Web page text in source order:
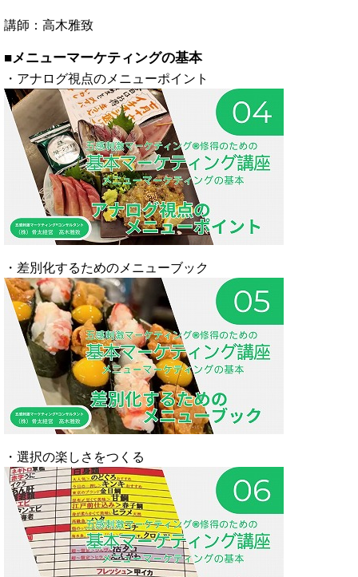
講師：高木雅致
■メニューマーケティングの基本
・アナログ視点のメニューポイント
・差別化するためのメニューブック
・選択の楽しさをつくる